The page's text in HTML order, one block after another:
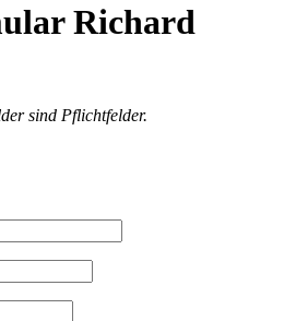
Richard
sind Pflichtfelder.